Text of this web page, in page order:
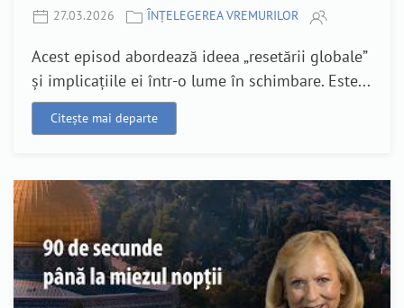
27.03.2026 ÎNȚELEGEREA VREMURILOR
Acest episod abordează ideea „resetării globale”
și implicațiile ei într-o lume în schimbare. Este...
Citește mai departe